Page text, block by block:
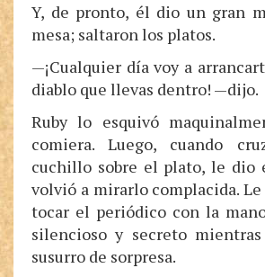
Y, de pronto, él dio un gran
mesa; saltaron los platos.
—¡Cualquier día voy a
diablo que llevas dentro! —dijo.
Ruby lo esquivó
comiera. Luego, cuando
cuchillo sobre el plato, le dio
volvió a mirarlo complacida.
tocar el periódico con la
silencioso y secreto
susurro de sorpresa.